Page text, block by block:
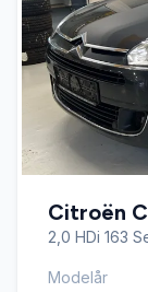
el-betjent
el-spejle
ESP
Citroën
2,0 HDi 163
Modelår